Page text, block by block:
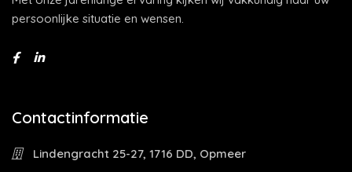
persoonlijke situatie en wensen.
Contactinformatie
Lindengracht 25-27, 1716 DD, Opmeer